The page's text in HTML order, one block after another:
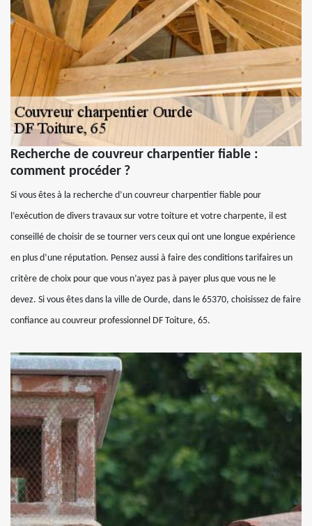
Recherche de couvreur charpentier fiable :
comment procéder ?
Si vous êtes à la recherche d’un couvreur charpentier fiable pour
l’exécution de divers travaux sur votre toiture et votre charpente, il est
conseillé de choisir de se tourner vers ceux qui ont une longue expérience
en plus d’une réputation. Pensez aussi à faire des conditions tarifaires un
critère de choix pour que vous n’ayez pas à payer plus que vous ne le
devez. Si vous êtes dans la ville de Ourde, dans le 65370, choisissez de faire
confiance au couvreur professionnel DF Toiture, 65.